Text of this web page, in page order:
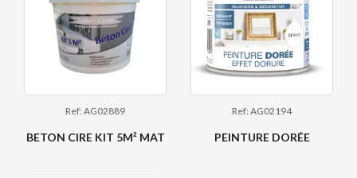
Ref: AG02889
BETON CIRE KIT 5M² MAT
Ref: AG02194
PEINTURE DORÉE